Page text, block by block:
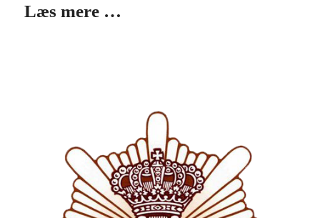
Læs mere …